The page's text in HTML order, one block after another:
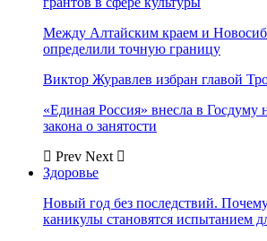
Между Алтайским краем и
определили точную границу
Виктор Журавлев избран главой
«Единая Россия» внесла в
закона о занятости
Prev Next
Здоровье
Новый год без последствий.
каникулы становятся испытанием